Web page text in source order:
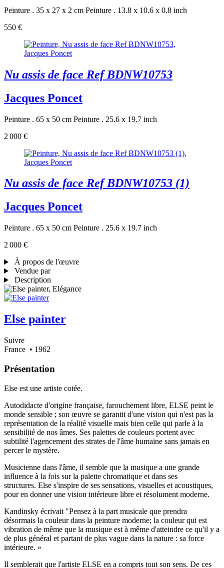
Peinture . 35 x 27 x 2 cm Peinture . 13.8 x 10.6 x 0.8 inch
550 €
Nu assis de face Ref BDNW10753
Jacques Poncet
Peinture . 65 x 50 cm Peinture . 25.6 x 19.7 inch
2 000 €
Nu assis de face Ref BDNW10753 (1)
Jacques Poncet
Peinture . 65 x 50 cm Peinture . 25.6 x 19.7 inch
2 000 €
À propos de l'œuvre
Vendue par
Description
Else painter
Suivre
France • 1962
Présentation
Else est une artiste cotée.
Autodidacte d'origine française, farouchement libre, ELSE peint le
monde sensible ; son œuvre se garantit d'une vision qui n'est pas la
représentation de la réalité visuelle mais bien celle qui parle à la
sensibilité de nos âmes. Ses palettes de couleurs portent avec
subtilité l'agencement des strates de l'âme humaine sans jamais en
percer le mystère.
Musicienne dans l'âme, il semble que la musique a une grande
influence à la fois sur la palette chromatique et dans ses
structures. Else s'inspire de ses sensations, visuelles et acoustiques,
pour en donner une vision intérieure libre et résolument moderne.
Kandinsky écrivait "Pensez à la part musicale que prendra
désormais la couleur dans la peinture moderne; la couleur qui est
vibration de même que la musique est à même d'atteindre ce qu'il y a
de plus général et partant de plus vague dans la nature : sa force
intérieure. »
Il semblerait que l'artiste ELSE en a compris tout son sens. De ces